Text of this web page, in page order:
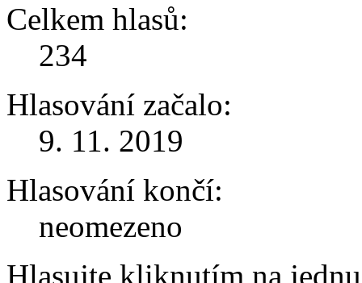
Celkem hlasů:
234
Hlasování začalo:
9. 11. 2019
Hlasování končí:
neomezeno
Hlasujte kliknutím na